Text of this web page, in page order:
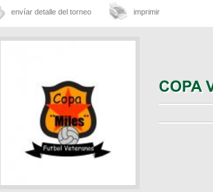
envíar detalle del torneo imprimir